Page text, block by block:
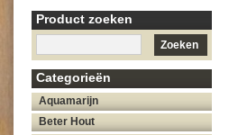
Product zoeken
Zoeken
Categorieën
Aquamarijn
Beter Hout